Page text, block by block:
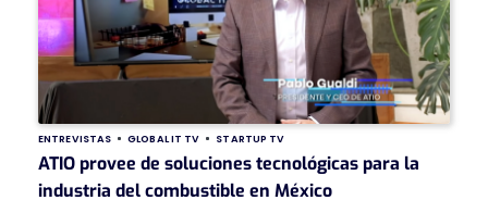
ENTREVISTAS GLOBAL IT TV STARTUP TV
ATIO provee de soluciones tecnológicas para la
industria del combustible en México